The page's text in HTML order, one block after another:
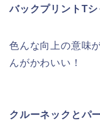
バックプリントTシ
色んな向上の意味
んがかわいい！
クルーネックとパ